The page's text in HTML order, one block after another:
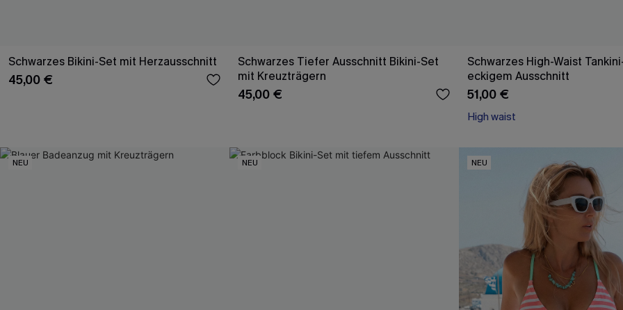
Schwarzes Bikini-Set mit Herzausschnitt
45,00 €
Schwarzes Tiefer Ausschnitt Bikini-Set
mit Kreuzträgern
45,00 €
Schwarzes High-Waist
eckigem Ausschnitt
51,00 €
High waist
NEU NEU NEU